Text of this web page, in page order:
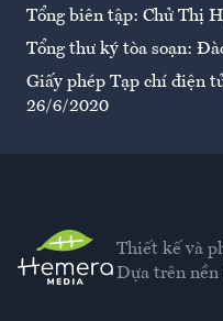
Tổng biên tập: Chử Thị
Tổng thư ký tòa soạn:
Giấy phép Tạp chí điện
26/6/2020
Thiết kế và
Dựa trên nền